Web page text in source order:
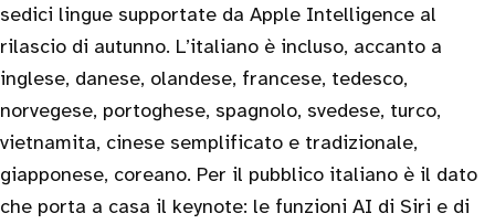
sedici lingue supportate da Apple Intelligence al
rilascio di autunno. L’italiano è incluso, accanto a
inglese, danese, olandese, francese, tedesco,
norvegese, portoghese, spagnolo, svedese, turco,
vietnamita, cinese semplificato e tradizionale,
giapponese, coreano. Per il pubblico italiano è il dato
che porta a casa il keynote: le funzioni AI di Siri e di